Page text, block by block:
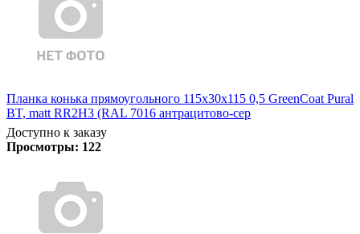
Планка конька прямоугольного 115х30х115 0,5 GreenCoat Pural
BT, matt RR2Н3 (RAL 7016 антрацитово-сер
Доступно к заказу
Просмотры: 122